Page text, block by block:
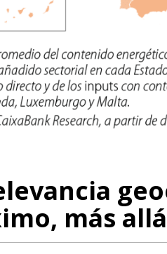
más